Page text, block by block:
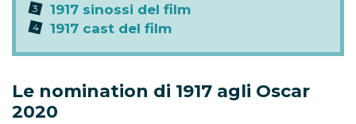
1917 sinossi del film
1917 cast del film
Le nomination di 1917 agli Oscar
2020